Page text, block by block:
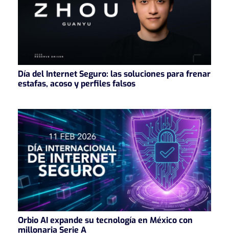
Día del Internet Seguro: las soluciones para frenar
estafas, acoso y perfiles falsos
Orbio AI expande su tecnología en México con
millonaria Serie A